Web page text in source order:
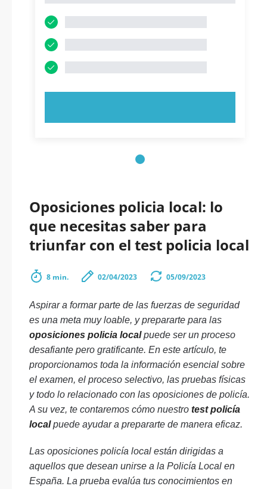
Oposiciones policia local: lo
que necesitas saber para
triunfar con el test policia local
8 min. 02/04/2023 05/09/2023
Aspirar a formar parte de las fuerzas de seguridad
es una meta muy loable, y prepararte para las
oposiciones policia localpuede ser un proceso
desafiante pero gratificante. En este artículo, te
proporcionamos toda la información esencial sobre
el examen, el proceso selectivo, las pruebas físicas
y todo lo relacionado con las oposiciones de policía.
A su vez, te contaremos cómo nuestro test policía
localpuede ayudar a prepararte de manera eficaz.
Las oposiciones policía local están dirigidas a
aquellos que desean unirse a la Policía Local en
España. La prueba evalúa tus conocimientos en